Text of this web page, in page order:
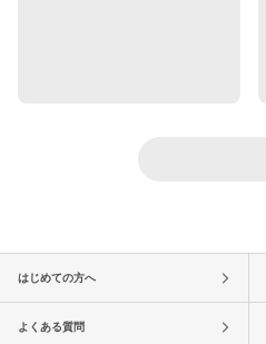
はじめての方へ
よくある質問